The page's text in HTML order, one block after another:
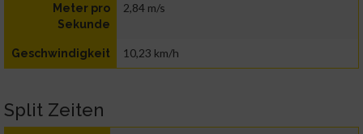
Meter pro
Sekunde
2,84 m/s
Geschwindigkeit 10,23 km/h
Split Zeiten